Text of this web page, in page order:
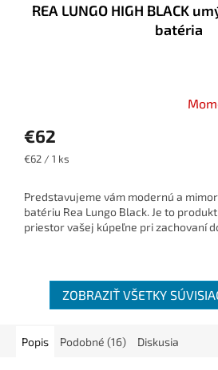
REA LUNGO HIGH BLACK
batéria
€62
Jednotková
€62 / 1 ks
Predstavujeme vám modernú a
batériu Rea Lungo Black. Je to
priestor vašej kúpeľne pri zachovaní
ZOBRAZIŤ VŠETKY
Popis Podobné (16) Diskusia